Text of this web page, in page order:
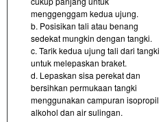
menggenggam kedua ujung.
b. Posisikan tali atau benang
sedekat mungkin dengan tangki.
c. Tarik kedua ujung tali dari tangki
untuk melepaskan braket.
d. Lepaskan sisa perekat dan
bersihkan permukaan tangki
menggunakan campuran isopropil
alkohol dan air sulingan.